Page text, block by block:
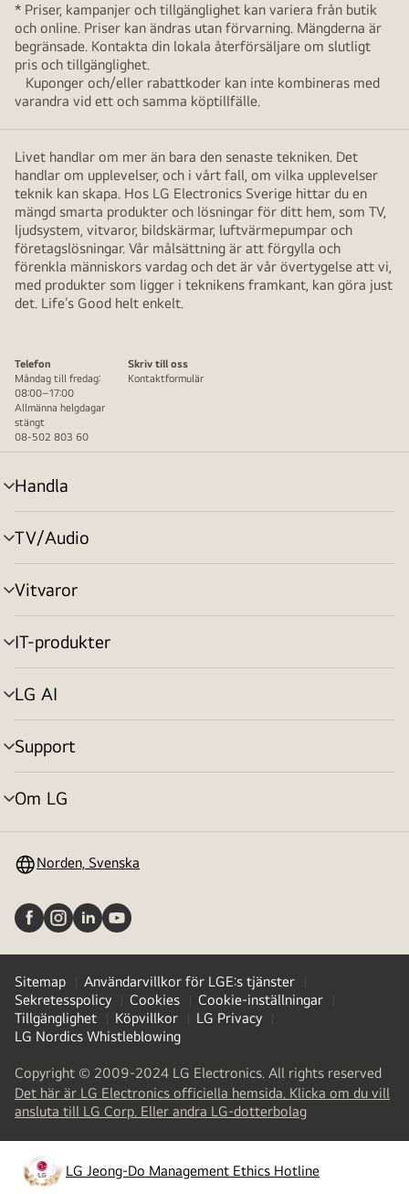
* Priser, kampanjer och tillgänglighet kan variera från butik
och online. Priser kan ändras utan förvarning. Mängderna är
begränsade. Kontakta din lokala återförsäljare om slutligt
pris och tillgänglighet.
Kuponger och/eller rabattkoder kan inte kombineras med
varandra vid ett och samma köptillfälle.
Livet handlar om mer än bara den senaste tekniken. Det
handlar om upplevelser, och i vårt fall, om vilka upplevelser
teknik kan skapa. Hos LG Electronics Sverige hittar du en
mängd smarta produkter och lösningar för ditt hem, som TV,
ljudsystem, vitvaror, bildskärmar, luftvärmepumpar och
företagslösningar. Vår målsättning är att förgylla och
förenkla människors vardag och det är vår övertygelse att vi,
med produkter som ligger i teknikens framkant, kan göra just
det. Life’s Good helt enkelt.
Telefon
Måndag till fredag:
08:00–17:00
Allmänna helgdagar
stängt
08-502 803 60
Skriv till oss
Kontaktformulär
Handla
menyväxling
TV/Audio
menyväxling
Vitvaror
menyväxling
IT-produkter
menyväxling
LG AI
menyväxling
Support
menyväxling
Om LG
menyväxling
Norden, Svenska
Sitemap
Användarvillkor för LGE:s tjänster
Sekretesspolicy
Cookies
Cookie-inställningar
Tillgänglighet
Köpvillkor
LG Privacy
LG Nordics Whistleblowing
Copyright © 2009-2024 LG Electronics. All rights reserved
Det här är LG Electronics officiella hemsida. Klicka om du vill
ansluta till LG Corp. Eller andra LG-dotterbolag(
a
new
tab
LG Jeong-Do Management Ethics Hotline
opens